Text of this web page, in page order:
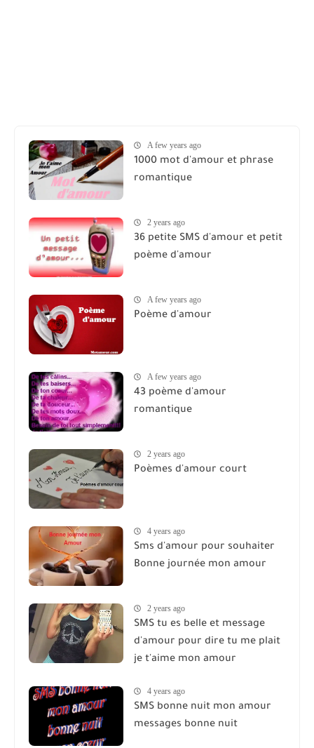
A few years ago
1000 mot d'amour et phrase
romantique
2 years ago
36 petite SMS d'amour et petit
poème d'amour
A few years ago
Poème d'amour
A few years ago
43 poème d'amour
romantique
2 years ago
Poèmes d'amour court
4 years ago
Sms d'amour pour souhaiter
Bonne journée mon amour
2 years ago
SMS tu es belle et message
d'amour pour dire tu me plait
je t'aime mon amour
4 years ago
SMS bonne nuit mon amour
messages bonne nuit